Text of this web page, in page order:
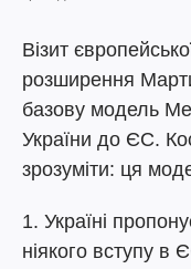
Візит
розширення
базову модель
України до ЄС.
зрозуміти: ця
1. Україні
ніякого вступу в